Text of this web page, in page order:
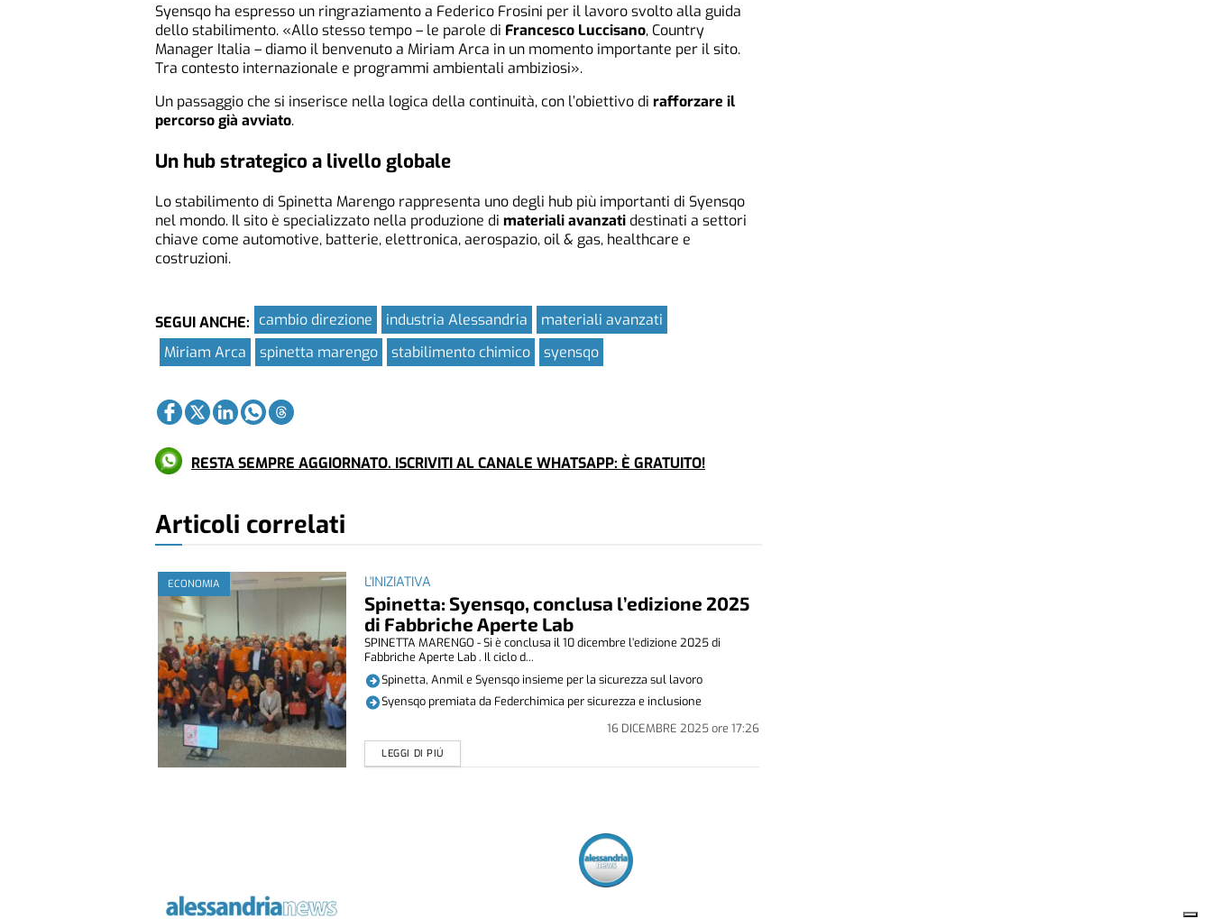
Syensqo ha espresso un ringraziamento a Federico Frosini per il lavoro svolto alla guida
dello stabilimento. «Allo stesso tempo – le parole di Francesco Luccisano, Country
Manager Italia – diamo il benvenuto a Miriam Arca in un momento importante per il sito.
Tra contesto internazionale e programmi ambientali ambiziosi».
Un passaggio che si inserisce nella logica della continuità, con l’obiettivo di rafforzare il
percorso già avviato.
Un hub strategico a livello globale
Lo stabilimento di Spinetta Marengo rappresenta uno degli hub più importanti di Syensqo
nel mondo. Il sito è specializzato nella produzione di materiali avanzati destinati a settori
chiave come automotive, batterie, elettronica, aerospazio, oil & gas, healthcare e
costruzioni.
SEGUI ANCHE: cambio direzione industria Alessandria
materiali avanzati
Miriam Arca
spinetta marengo stabilimento chimico syensqo
RESTA SEMPRE AGGIORNATO. ISCRIVITI AL CANALE WHATSAPP: È GRATUITO!
Articoli correlati
ECONOMIA L'INIZIATIVA
Spinetta: Syensqo, conclusa l’edizione 2025
di Fabbriche Aperte Lab
16 DICEMBRE 2025ore 17:26
SPINETTA MARENGO - Si è conclusa il 10 dicembre l’edizione 2025 di
Fabbriche Aperte Lab . Il ciclo d...
LEGGI DI PIÚ
Spinetta, Anmil e Syensqo insieme per la sicurezza sul lavoro
Syensqo premiata da Federchimica per sicurezza e inclusione